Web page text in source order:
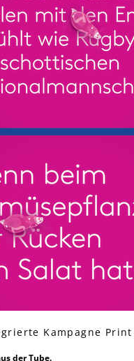
Kampagne Print
der Tube.